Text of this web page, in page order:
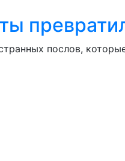
послов,